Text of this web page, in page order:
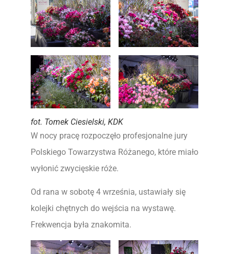
fot. Tomek Ciesielski, KDK
W nocy pracę rozpoczęło profesjonalne jury
Polskiego Towarzystwa Różanego, które miało
wyłonić zwycięskie róże.
Od rana w sobotę 4 września, ustawiały się
kolejki chętnych do wejścia na wystawę.
Frekwencja była znakomita.